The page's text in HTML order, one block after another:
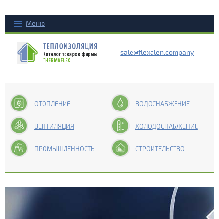
Меню
sale@flexalen.company
ОТОПЛЕНИЕ ВОДОСНАБЖЕНИЕ
ВЕНТИЛЯЦИЯ ХОЛОДОСНАБЖЕНИЕ
ПРОМЫШЛЕННОСТЬ СТРОИТЕЛЬСТВО